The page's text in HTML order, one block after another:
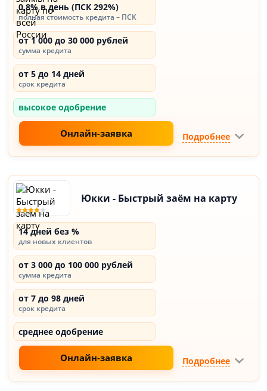
0,8% в день (ПСК 292%)
полная стоимость кредита – ПСК
от 1 000 до 30 000 рублей
сумма кредита
от 5 до 14 дней
срок кредита
высокое одобрение
Онлайн-заявка Подробнее
Юкки - Быстрый заём на карту
14 дней без %
для новых клиентов
от 3 000 до 100 000 рублей
сумма кредита
от 7 до 98 дней
срок кредита
среднее одобрение
Онлайн-заявка Подробнее